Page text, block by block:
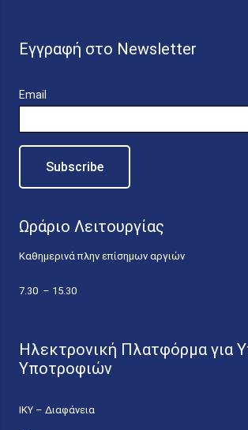
Εγγραφή στο Newsletter
Email
Ωράριο Λειτουργίας
Καθημερινά πλην επίσημων αργιών
7.30 – 15.30
Ηλεκτρονική Πλατφόρμα για
Υποτροφιών
ΙΚΥ – Διαφάνεια